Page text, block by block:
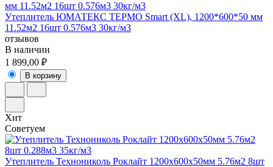
Утеплитель ЮМАТЕКС ТЕРМО Smart (XL), 1200*600*50 мм
11.52м2 16шт 0.576м3 30кг/м3
отзывов
В наличии
1 899,00 ₽
В корзину
Хит
Советуем
Утеплитель Технониколь Роклайт 1200x600х50мм 5.76м2 8шт